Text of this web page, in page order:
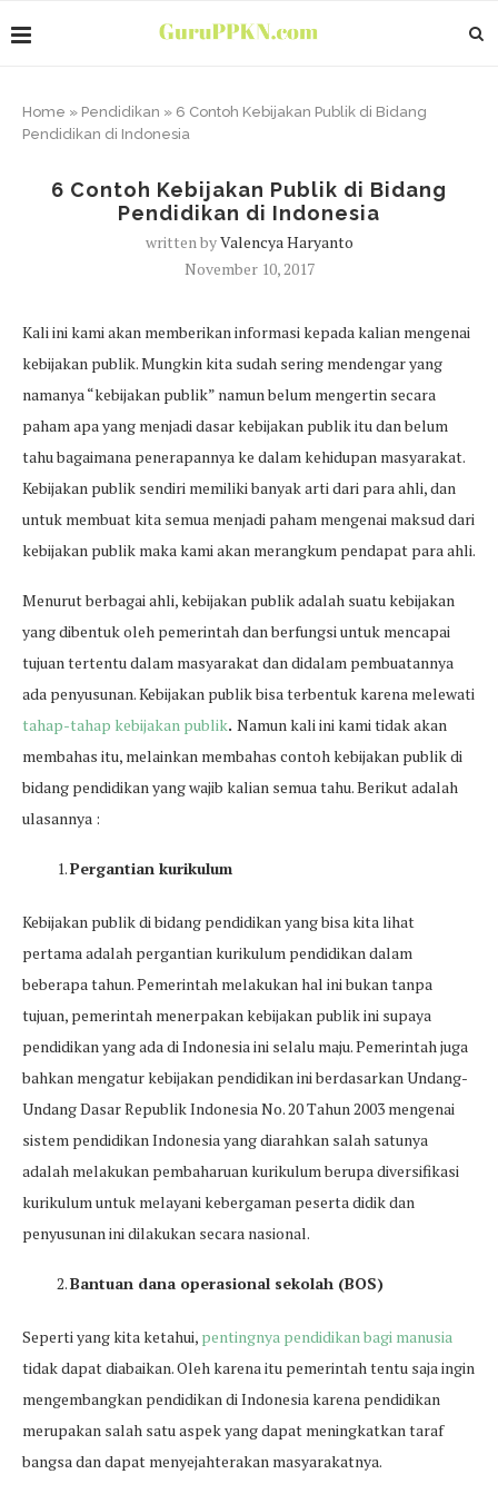
Home » Pendidikan » 6 Contoh Kebijakan Publik di Bidang
Pendidikan di Indonesia
6 Contoh Kebijakan Publik di Bidang
Pendidikan di Indonesia
written byValencya Haryanto
November 10, 2017
Kali ini kami akan memberikan informasi kepada kalian mengenai
kebijakan publik. Mungkin kita sudah sering mendengar yang
namanya “kebijakan publik” namun belum mengertin secara
paham apa yang menjadi dasar kebijakan publik itu dan belum
tahu bagaimana penerapannya ke dalam kehidupan masyarakat.
Kebijakan publik sendiri memiliki banyak arti dari para ahli, dan
untuk membuat kita semua menjadi paham mengenai maksud dari
kebijakan publik maka kami akan merangkum pendapat para ahli.
Menurut berbagai ahli, kebijakan publik adalah suatu kebijakan
yang dibentuk oleh pemerintah dan berfungsi untuk mencapai
tujuan tertentu dalam masyarakat dan didalam pembuatannya
ada penyusunan. Kebijakan publik bisa terbentuk karena melewati
tahap-tahap kebijakan publik. Namun kali ini kami tidak akan
membahas itu, melainkan membahas contoh kebijakan publik di
bidang pendidikan yang wajib kalian semua tahu. Berikut adalah
ulasannya :
Pergantian kurikulum
Kebijakan publik di bidang pendidikan yang bisa kita lihat
pertama adalah pergantian kurikulum pendidikan dalam
beberapa tahun. Pemerintah melakukan hal ini bukan tanpa
tujuan, pemerintah menerpakan kebijakan publik ini supaya
pendidikan yang ada di Indonesia ini selalu maju. Pemerintah juga
bahkan mengatur kebijakan pendidikan ini berdasarkan Undang-
Undang Dasar Republik Indonesia No. 20 Tahun 2003 mengenai
sistem pendidikan Indonesia yang diarahkan salah satunya
adalah melakukan pembaharuan kurikulum berupa diversifikasi
kurikulum untuk melayani kebergaman peserta didik dan
penyusunan ini dilakukan secara nasional.
Bantuan dana operasional sekolah (BOS)
Seperti yang kita ketahui, pentingnya pendidikan bagi manusia
tidak dapat diabaikan. Oleh karena itu pemerintah tentu saja ingin
mengembangkan pendidikan di Indonesia karena pendidikan
merupakan salah satu aspek yang dapat meningkatkan taraf
bangsa dan dapat menyejahterakan masyarakatnya.